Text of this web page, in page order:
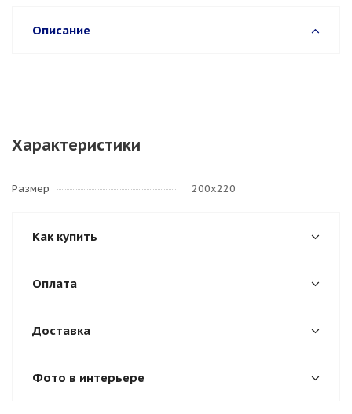
Описание
Характеристики
Размер 200х220
Как купить
Оплата
Доставка
Фото в интерьере